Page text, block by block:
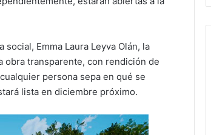
Emma Laura Leyva Olán, la
obra transparente, con rendición de
persona sepa en qué se
lista en diciembre próximo.